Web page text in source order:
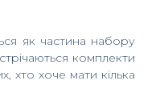
як частина набору
комплекти
хто хоче мати кілька